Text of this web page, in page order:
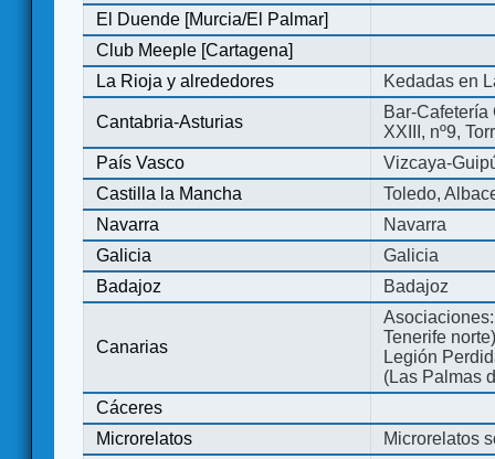
El Duende [Murcia/El Palmar]
Club Meeple [Cartagena]
La Rioja y alrededores
Kedadas en
Cantabria-Asturias
Bar-
XXIII, nº9,
País Vasco
Vizcaya-
Castilla la Mancha
Toledo,
Navarra
Navarra
Galicia
Galicia
Badajoz
Badajoz
Canarias
Tenerife
Legión
(Las Palmas
Cáceres
Microrelatos
Microrelatos